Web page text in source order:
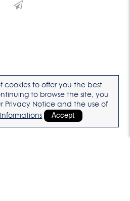
cookies to offer you the best
to browse the site, you
Privacy Notice and the use of
Accept